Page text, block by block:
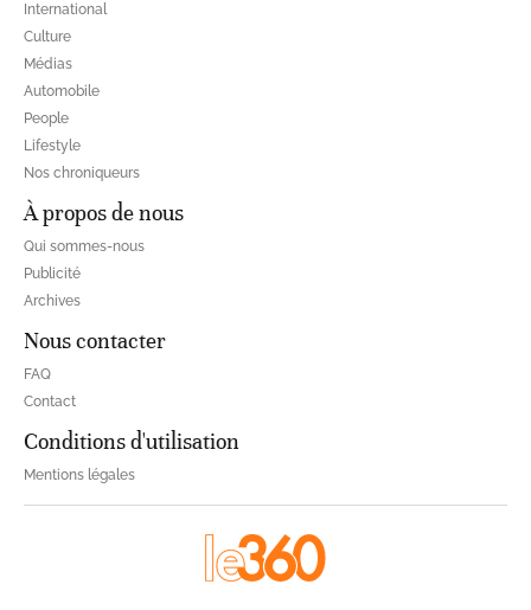
International
Culture
Médias
Automobile
People
Lifestyle
Nos chroniqueurs
À propos de nous
Qui sommes-nous
Publicité
Archives
Nous contacter
FAQ
Contact
Conditions d'utilisation
Mentions légales